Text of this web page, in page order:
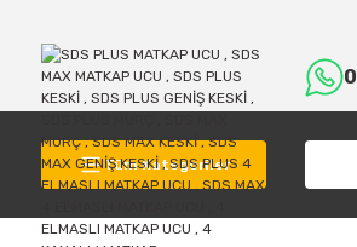
Tüm Kategoriler